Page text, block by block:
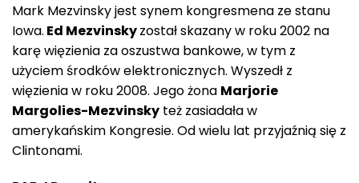
Mark Mezvinsky jest synem kongresmena ze stanu
Iowa. Ed Mezvinskyzostał skazany w roku 2002 na
karę więzienia za oszustwa bankowe, w tym z
użyciem środków elektronicznych. Wyszedł z
więzienia w roku 2008. Jego żona Marjorie
Margolies-Mezvinsky też zasiadała w
amerykańskim Kongresie. Od wielu lat przyjaźnią się z
Clintonami.